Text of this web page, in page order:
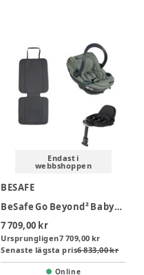
Endast i
webbshoppen
BESAFE
BeSafe Go Beyond² Babyskydd inkl. bas & sparkskydd - Meadow Green SoftBreeze
7 709,00 kr
Ursprungligen7 709,00 kr
Senaste lägsta pris6 833,00 kr
Online